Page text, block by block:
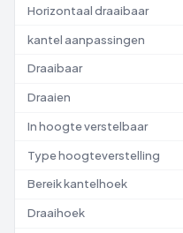
Horizontaal draaibaar
kantel aanpassingen
Draaibaar
Draaien
In hoogte verstelbaar
Type hoogteverstelling
Bereik kantelhoek
Draaihoek